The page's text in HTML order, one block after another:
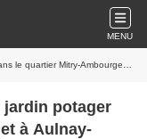
MENU
Ambourget à Aulnay-sous-Bois
jardin potager
à Aulnay-